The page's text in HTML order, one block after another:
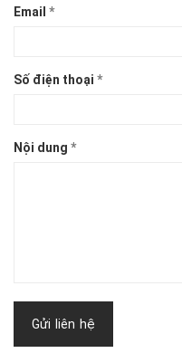
Email *
Số điện thoại *
Nội dung *
Gửi liên hệ